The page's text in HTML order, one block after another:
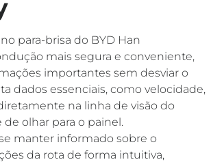
para-brisa do BYD Han
mais segura e conveniente,
importantes sem desviar o
dados essenciais, como velocidade,
na linha de visão do
olhar para o painel.
manter informado sobre o
da rota de forma intuitiva,